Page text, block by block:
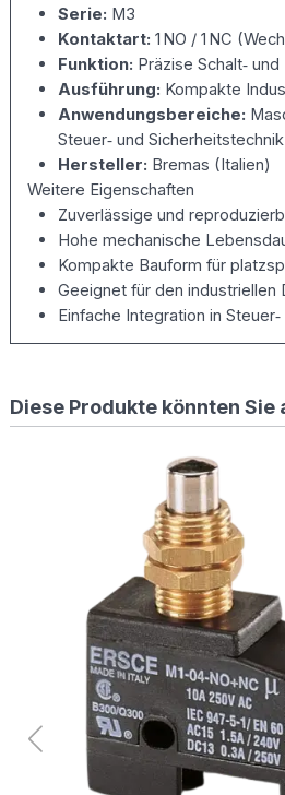
Serie: M3
Kontaktart: 1 NO / 1 NC
Funktion: Präzise Schalt‑
Ausführung: Kompakte
Anwendungsbereiche:
Steuer‑ und Sicherheitstechnik
Hersteller: Bremas (Italien)
Weitere Eigenschaften
Zuverlässige und
Hohe mechanische
Kompakte Bauform für
Geeignet für den industriellen
Einfache Integration in
Diese Produkte könnten